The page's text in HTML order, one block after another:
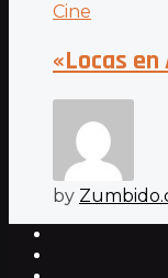
Cine
«Locas
by